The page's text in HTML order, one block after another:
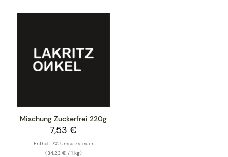
Mischung Zuckerfrei 220g
7,53€
Enthält 7% Umsatzsteuer
(34,23 € / 1 kg)